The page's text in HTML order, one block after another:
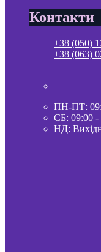
Контакти
+38 (050)
+38 (063)
ПН-ПТ:
СБ: 09:00 -
НД: